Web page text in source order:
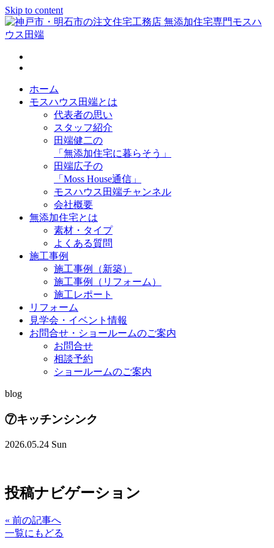
Skip to content
神戸市・明石市の注文住宅工務店 無添加住宅専門モスハウス
田端
ホーム
モスハウス田端とは
代表者の思い
スタッフ紹介
田端健二の
「無添加住宅に暮らそう」
田端広子の
「Moss House通信」
モスハウス田端チャンネル
会社概要
無添加住宅とは
素材・タイプ
よくある質問
施工事例
施工事例（新築）
施工事例（リフォーム）
施工レポート
リフォーム
見学会・イベント情報
お問合せ・ショールームのご案内
お問合せ
相談予約
ショールームのご案内
blog
⑦キッチンシンク
2026.05.24 Sun
投稿ナビゲーション
« 前の記事へ
一覧にもどる